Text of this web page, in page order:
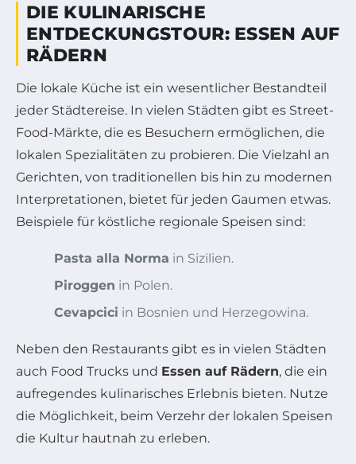
DIE KULINARISCHE
ENTDECKUNGSTOUR: ESSEN AUF
RÄDERN
Die lokale Küche ist ein wesentlicher Bestandteil
jeder Städtereise. In vielen Städten gibt es Street-
Food-Märkte, die es Besuchern ermöglichen, die
lokalen Spezialitäten zu probieren. Die Vielzahl an
Gerichten, von traditionellen bis hin zu modernen
Interpretationen, bietet für jeden Gaumen etwas.
Beispiele für köstliche regionale Speisen sind:
Pasta alla Norma in Sizilien.
Piroggen in Polen.
Cevapcici in Bosnien und Herzegowina.
Neben den Restaurants gibt es in vielen Städten
auch Food Trucks und Essen auf Rädern, die ein
aufregendes kulinarisches Erlebnis bieten. Nutze
die Möglichkeit, beim Verzehr der lokalen Speisen
die Kultur hautnah zu erleben.